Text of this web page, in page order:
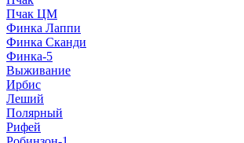
Пчак ЦМ
Финка Лаппи
Финка Сканди
Финка-5
Выживание
Ирбис
Леший
Полярный
Рифей